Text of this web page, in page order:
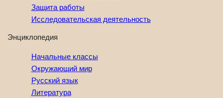
Защита работы
Исследовательская деятельность
Энциклопедия
Начальные классы
Окружающий мир
Русский язык
Литература